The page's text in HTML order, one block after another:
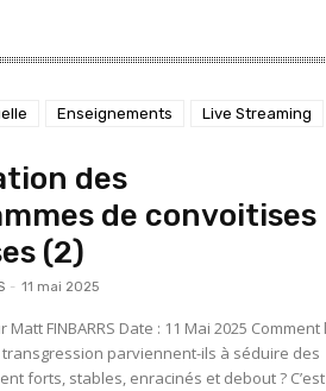
Enseignements Live Streaming
des
de convoitises
(2)
- 11 mai 2025
: 11 Mai 2025 Comment le
transgression parviennent-ils à séduire des
forts, stables, enracinés et debout ? C’est